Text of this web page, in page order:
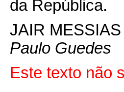
da República.
JAIR
Paulo Guedes
Este texto não